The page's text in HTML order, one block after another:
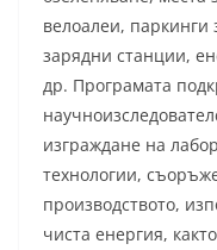
велоалеи, паркинги
зарядни станции,
др. Програмата
изграждане на
технологии,
производството,
чиста енергия,